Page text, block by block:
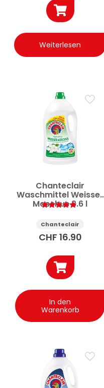
Weiterlesen
Chanteclair
Waschmittel Weisser
Moschus 3.6 l
5.00
von 5
Chanteclair
CHF 16.90
In den
Warenkorb